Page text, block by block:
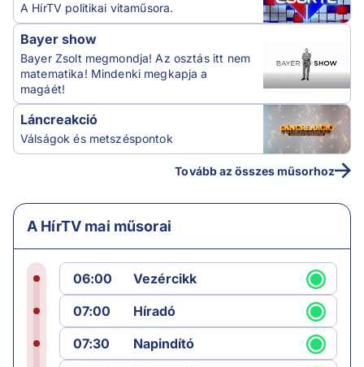
A HírTV politikai vitaműsora.
Bayer show
Bayer Zsolt megmondja! Az osztás itt nem
matematika! Mindenki megkapja a
magáét!
Láncreakció
Válságok és metszéspontok
Tovább az összes műsorhoz
A HírTV mai műsorai
06:00
Vezércikk
07:00
Híradó
07:30
Napindító